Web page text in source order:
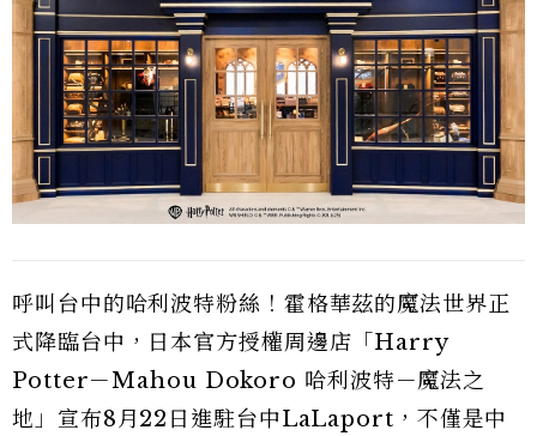
呼叫台中的哈利波特粉絲！霍格華茲的魔法世界正
式降臨台中，日本官方授權周邊店「Harry
Potter－Mahou Dokoro 哈利波特－魔法之
地」宣布8月22日進駐台中LaLaport，不僅是中